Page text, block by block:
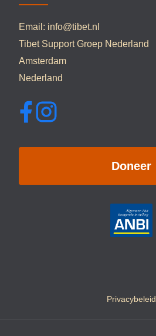
Email: info@tibet.nl
Tibet Support Groep Nederland
Amsterdam
Nederland
Doneer
Privacybeleid